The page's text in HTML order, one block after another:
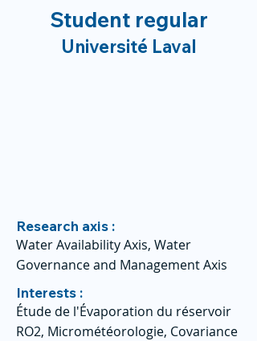
Student regular
Université Laval
Research axis :
Water Availability Axis, Water
Governance and Management Axis
Interests :
Étude de l'Évaporation du réservoir
RO2, Micrométéorologie, Covariance